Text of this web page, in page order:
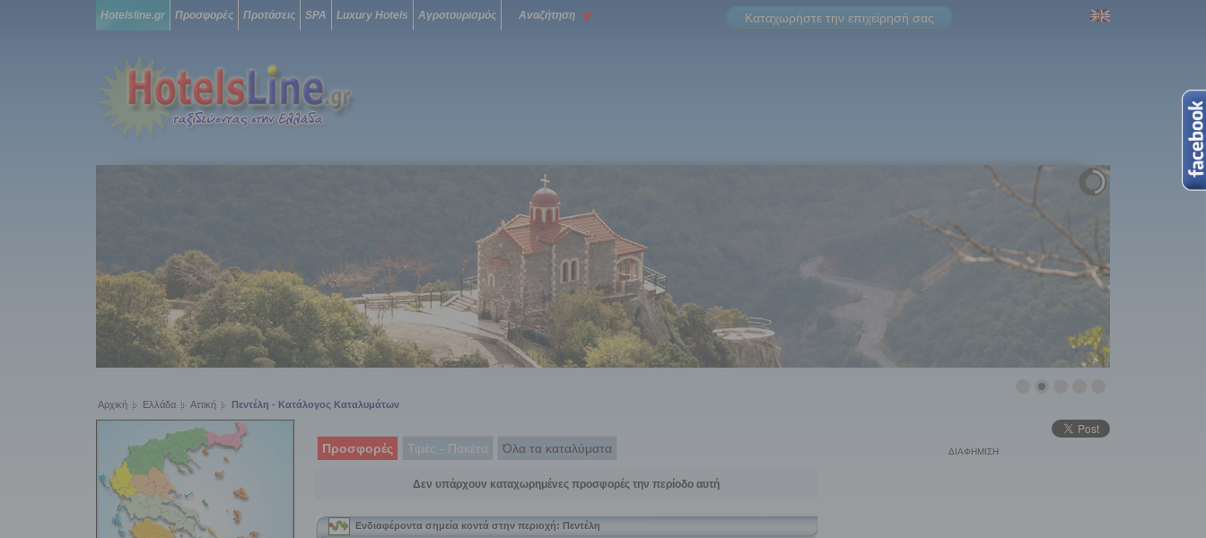
Hotelsline.gr Προσφορές Προτάσεις SPA Luxury Hotels Αγροτουρισμός Αναζήτηση Καταχωρήστε την επιχείρησή σας
Αρχική Ελλάδα Αττική Πεντέλη - Κατάλογος Καταλυμάτων
Προσφορές Τιμές - Πακέτα Όλα τα καταλύματα
Δεν υπάρχουν καταχωρημένες προσφορές την περίοδο αυτή
ΔΙΑΦΗΜΙΣΗ